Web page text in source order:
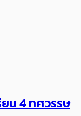
น 4 ทศวรรษ